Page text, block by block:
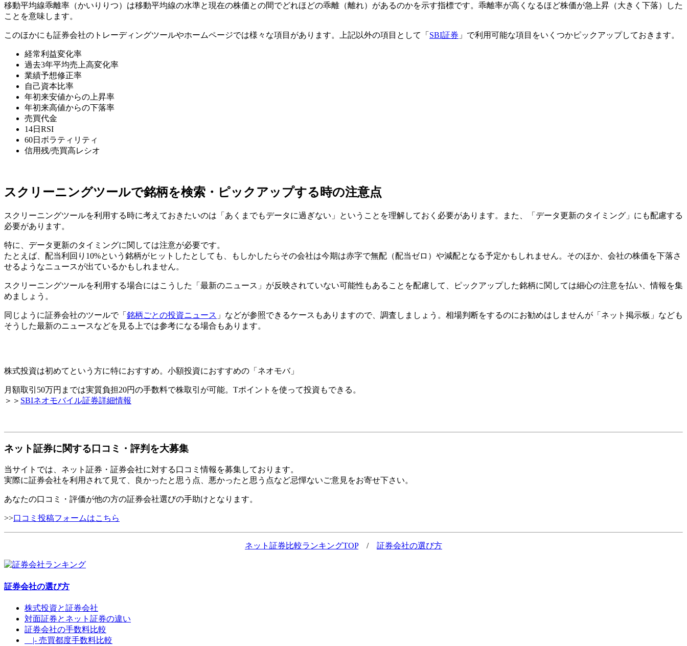
移動平均線乖離率（かいりりつ）は移動平均線の水準と現在の株価との間でどれほどの乖離（離れ）があるのかを示す指標です。乖離率が高くなるほど株価が急上昇（大きく下落）した
ことを意味します。
このほかにも証券会社のトレーディングツールやホームページでは様々な項目があります。上記以外の項目として「 SBI証券 」で利用可能な項目をいくつかピックアップしておきます。
経常利益変化率
過去3年平均売上高変化率
業績予想修正率
自己資本比率
年初来安値からの上昇率
年初来高値からの下落率
売買代金
14日RSI
60日ボラティリティ
信用残/売買高レシオ
スクリーニングツールで銘柄を検索・ピックアップする時の注意点
スクリーニングツールを利用する時に考えておきたいのは「あくまでもデータに過ぎない」ということを理解しておく必要があります。また、「データ更新のタイミング」にも配慮する
必要があります。
特に、データ更新のタイミングに関しては注意が必要です。
たとえば、配当利回り10%という銘柄がヒットしたとしても、もしかしたらその会社は今期は赤字で無配（配当ゼロ）や減配となる予定かもしれません。そのほか、会社の株価を下落さ
せるようなニュースが出ているかもしれません。
スクリーニングツールを利用する場合にはこうした「最新のニュース」が反映されていない可能性もあることを配慮して、ピックアップした銘柄に関しては細心の注意を払い、情報を集
めましょう。
同じように証券会社のツールで「 銘柄ごとの投資ニュース 」などが参照できるケースもありますので、調査しましょう。相場判断をするのにお勧めはしませんが「ネット掲示板」なども
そうした最新のニュースなどを見る上では参考になる場合もあります。
株式投資は初めてという方に特におすすめ。小額投資におすすめの「ネオモバ」
月額取引50万円までは実質負担20円の手数料で株取引が可能。Tポイントを使って投資もできる。
＞＞ SBIネオモバイル証券詳細情報
ネット証券に関する口コミ・評判を大募集
当サイトでは、ネット証券・証券会社に対する口コミ情報を募集しております。
実際に証券会社を利用されて見て、良かったと思う点、悪かったと思う点など忌憚ないご意見をお寄せ下さい。
あなたの口コミ・評価が他の方の証券会社選びの手助けとなります。
>>口コミ投稿フォームはこちら
ネット証券比較ランキングTOP/ 証券会社の選び方
証券会社の選び方
株式投資と証券会社
対面証券とネット証券の違い
証券会社の手数料比較
|- 売買都度手数料比較